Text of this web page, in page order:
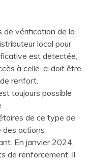
de vérification de la
local pour
est détectée,
à celle-ci doit être
renfort.
toujours possible
de ce type de
des actions
En janvier 2024,
de renforcement. Il